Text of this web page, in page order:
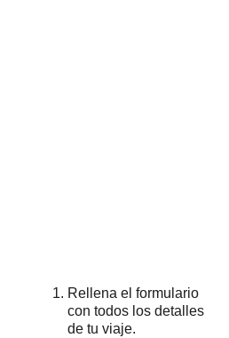
Rellena el formulario
con todos los detalles
de tu viaje.